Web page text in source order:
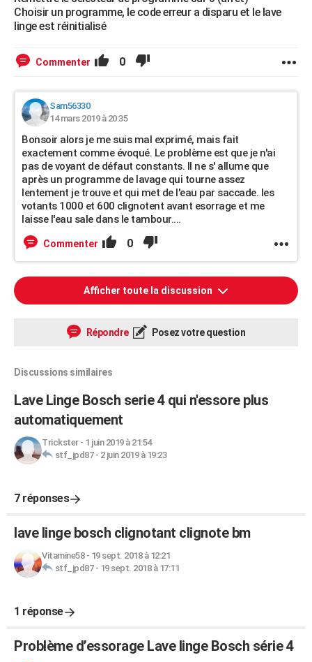
Choisir un programme, le code erreur a disparu et le lave
linge est réinitialisé
Commenter 0
Sam56330
14 mars 2019 à 20:35
Bonsoir alors je me suis mal exprimé, mais fait
exactement comme évoqué. Le problème est que je n'ai
pas de voyant de défaut constants. Il ne s' allume que
après un programme de lavage qui tourne assez
lentement je trouve et qui met de l'eau par saccade. les
votants 1000 et 600 clignotent avant esorrage et me
laisse l'eau sale dans le tambour....
Commenter 0
Afficher toute la discussion
Répondre Posez votre question
Discussions similaires
Lave Linge Bosch serie 4 qui n'essore plus
automatiquement
Trickster- 1 juin 2019 à 21:54
stf_jpd87- 2 juin 2019 à 19:23
7 réponses
lave linge bosch clignotant clignote bm
Vitamine58- 19 sept. 2018 à 12:21
stf_jpd87- 19 sept. 2018 à 17:11
1 réponse
Problème d’essorage Lave linge Bosch série 4